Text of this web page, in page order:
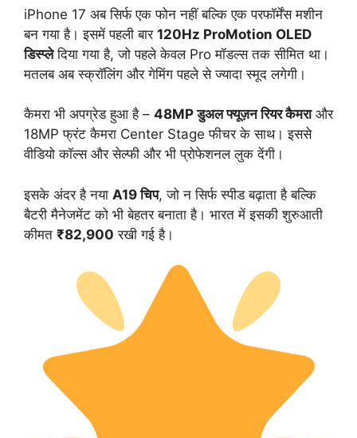
iPhone 17 अब सिर्फ एक फोन नहीं बल्कि एक परफॉर्मेंस मशीन
बन गया है। इसमें पहली बार 120Hz ProMotion OLED
डिस्प्लेदिया गया है, जो पहले केवल Pro मॉडल्स तक सीमित था।
मतलब अब स्क्रॉलिंग और गेमिंग पहले से ज्यादा स्मूद लगेगी।
कैमरा भी अपग्रेड हुआ है – 48MP डुअल फ्यूज़न रियर कैमराऔर
18MP फ्रंट कैमरा Center Stage फीचर के साथ। इससे
वीडियो कॉल्स और सेल्फी और भी प्रोफेशनल लुक देंगी।
इसके अंदर है नया A19 चिप, जो न सिर्फ स्पीड बढ़ाता है बल्कि
बैटरी मैनेजमेंट को भी बेहतर बनाता है। भारत में इसकी शुरुआती
कीमत ₹82,900 रखी गई है।